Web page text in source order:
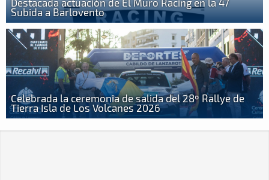
Destacada actuación de El Muro Racing en la 47
Subida a Barlovento
Celebrada la ceremonia de salida del 28º Rallye de
Tierra Isla de Los Volcanes 2026